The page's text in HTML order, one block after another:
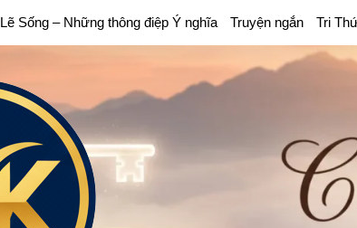
Lẽ Sống – Những thông điệp Ý nghĩa Truyện ngắn Tri